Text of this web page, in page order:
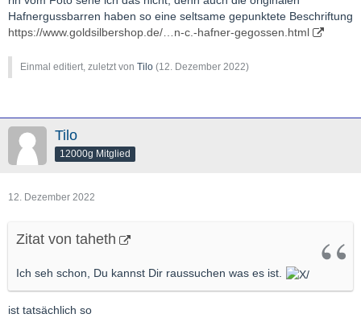
Hafnergussbarren haben so eine seltsame gepunktete Beschriftung
https://www.goldsilbershop.de/…n-c.-hafner-gegossen.html
Einmal editiert, zuletzt von Tilo (12. Dezember 2022)
Tilo
12000g Mitglied
12. Dezember 2022
Zitat von taheth
Ich seh schon, Du kannst Dir raussuchen was es ist.
ist tatsächlich so